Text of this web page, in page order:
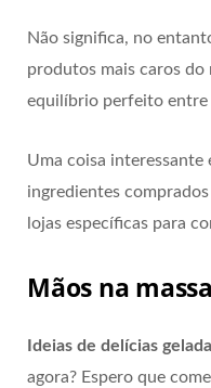
Não significa, no
produtos mais caros
equilíbrio perfeito entre
Uma coisa interessante
ingredientes
lojas específicas para
Mãos na
Ideias de delícias
agora? Espero que